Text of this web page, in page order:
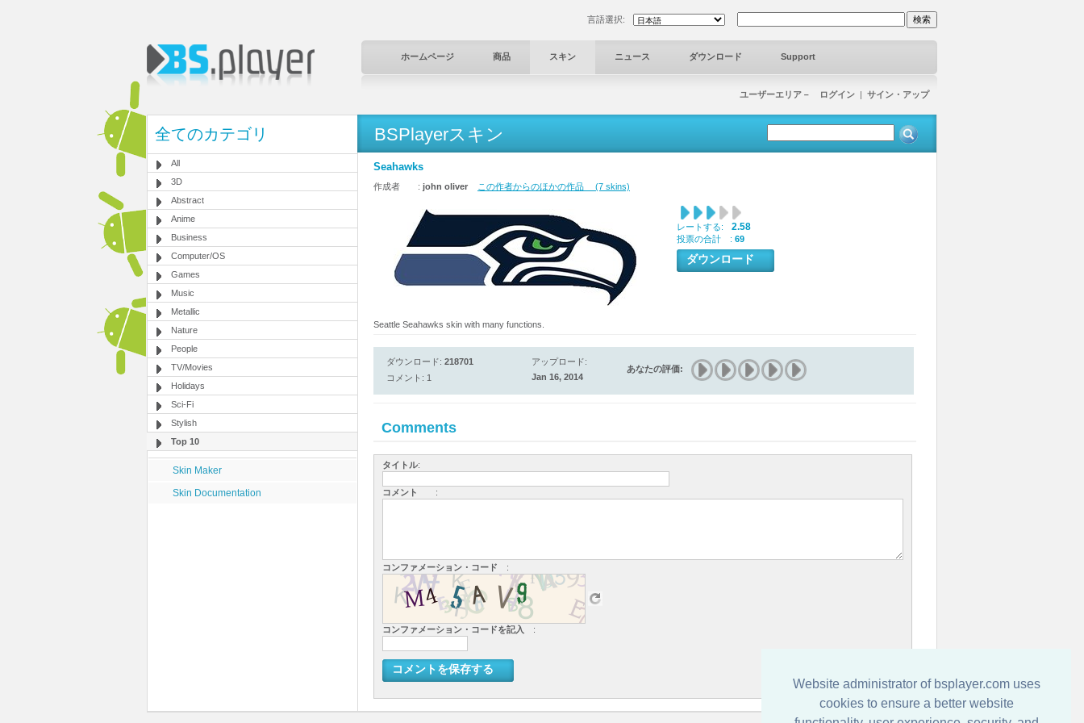
Website administrator of bsplayer.com uses
cookies to ensure a better website
言語選択:
ホームページ 商品 スキン ニュース ダウンロード Support
ユーザーエリア－ ログイン | サイン・アップ
全てのカテゴリ
All
3D
Abstract
Anime
Business
Computer/OS
Games
Music
Metallic
Nature
People
TV/Movies
Holidays
Sci-Fi
Stylish
Top 10
Skin Maker
Skin Documentation
BSPlayerスキン
Seahawks
作成者 : john oliver この作者からのほかの作品 (7 skins)
レートする: 2.58
投票の合計 : 69
ダウンロード
Seattle Seahawks skin with many functions.
ダウンロード: 218701
コメント: 1
アップロード:
Jan 16, 2014
あなたの評価:
Comments
タイトル:
コメント :
コンファメーション・コード :
コンファメーション・コードを記入 :
コメントを保存する